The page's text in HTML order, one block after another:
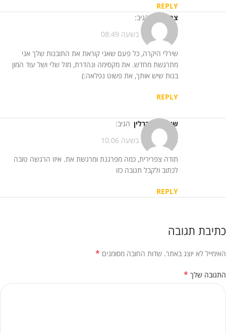
REPLY
צפרירית
הגיב:
19/11/2013 בשעה 08:49
שירלי היקרה, כל פעם שאני קוראת את התובנות שלך אני
מתרגשת מחדש. את מקסימה ונהדרת, מזל שלי ושל עוד המון
בנות שיש אותך, את פשוט נפלאה:)
REPLY
שירלי נס ברלין הגיב:
21/11/2013 בשעה 10:06
תודה צפרירית, כמה מפרגנת ומרגשת את. איזו הרגשה טובה
לכתוב ולקבל תגובה כזו
REPLY
כתיבת תגובה
האימייל לא יוצג באתר. שדות החובה מסומנים *
התגובה שלך *